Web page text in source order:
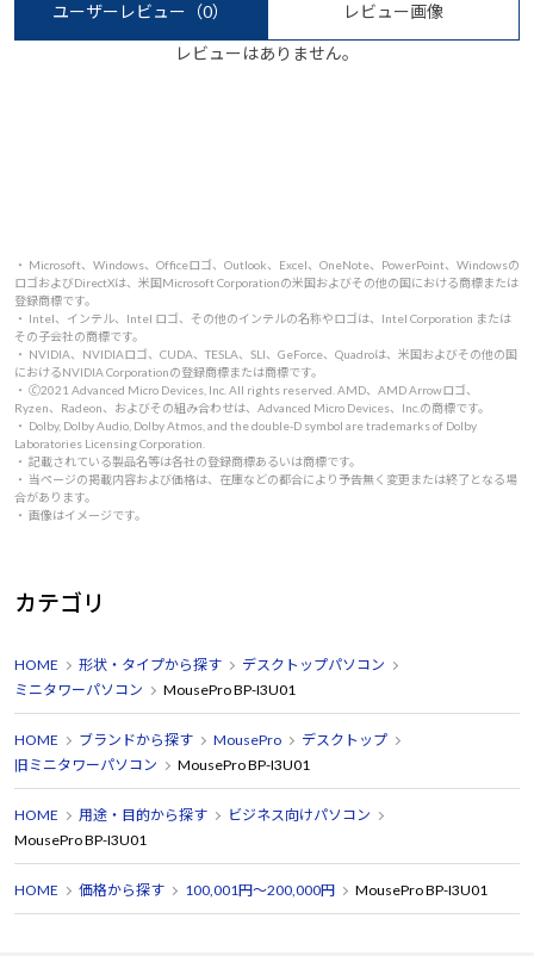
ユーザーレビュー （0） レビュー画像
レビューはありません。
・ Microsoft、Windows、Officeロゴ、Outlook、Excel、OneNote、PowerPoint、Windowsの
ロゴおよびDirectXは、米国Microsoft Corporationの米国およびその他の国における商標または
登録商標です。
・ Intel、インテル、Intel ロゴ、その他のインテルの名称やロゴは、Intel Corporation または
その子会社の商標です。
・ NVIDIA、NVIDIAロゴ、CUDA、TESLA、SLI、GeForce、Quadroは、米国およびその他の国
におけるNVIDIA Corporationの登録商標または商標です。
・ 🄫2021 Advanced Micro Devices, Inc. All rights reserved. AMD、AMD Arrowロゴ、
Ryzen、Radeon、およびその組み合わせは、Advanced Micro Devices、Inc.の商標です。
・ Dolby, Dolby Audio, Dolby Atmos, and the double-D symbol are trademarks of Dolby
Laboratories Licensing Corporation.
・ 記載されている製品名等は各社の登録商標あるいは商標です。
・ 当ページの掲載内容および価格は、在庫などの都合により予告無く変更または終了となる場
合があります。
・ 画像はイメージです。
カテゴリ
HOME 形状・タイプから探す
デスクトップパソコン
ミニタワーパソコン
MousePro BP-I3U01
HOME ブランドから探す MousePro
デスクトップ
旧ミニタワーパソコン
MousePro BP-I3U01
HOME 用途・目的から探す
ビジネス向けパソコン
MousePro BP-I3U01
HOME 価格から探す 100,001円～200,000円 MousePro BP-I3U01